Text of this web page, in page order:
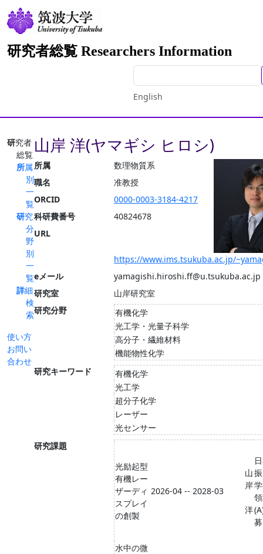
研究者総覧 Researchers Information
English
研究者
総覧
所属
別
一
覧
研究
分
野
別
一
覧
詳細
検
索
使い方
お問い
合わせ
山岸 洋(ヤマギシ ヒロシ)
所属
数理物質系
職名
准教授
ORCID
0000-0003-3184-4217
科研費番号
40824678
URL
https://www.ims.tsukuba.ac.jp/
eメール
yamagishi.hiroshi.ff@u.tsukuba.ac.jp
研究室
山岸研究室
研究分野
有機化学
光工学・光量子科学
高分子・繊維材料
機能物性化学
研究キーワード
有機化学
光工学
超分子化学
レーザー
光センサー
研究課題
光励起型
有機レー
ザーディ
スプレイ
の創製
2026-04 -- 2028-03
山
岸
洋
募
水中の微